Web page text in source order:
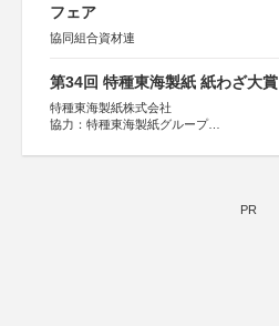
フェア
協同組合資材連
第34回 特種東海製紙 紙わざ大賞
特種東海製紙株式会社
協力：特種東海製紙グループ
PR